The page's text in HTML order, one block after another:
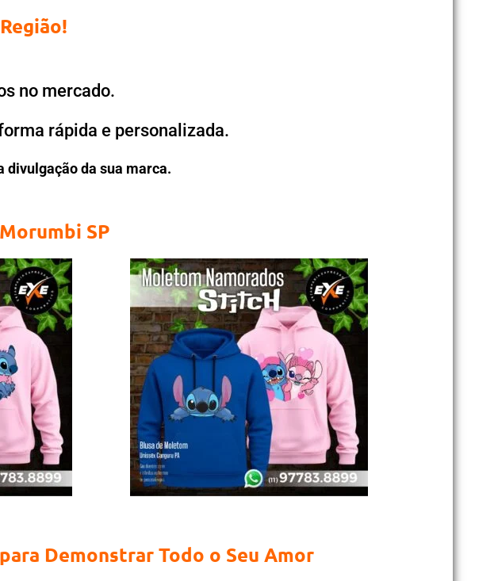
no mercado.
rápida e personalizada.
divulgação da sua marca.
SP
Demonstrar Todo o Seu Amor